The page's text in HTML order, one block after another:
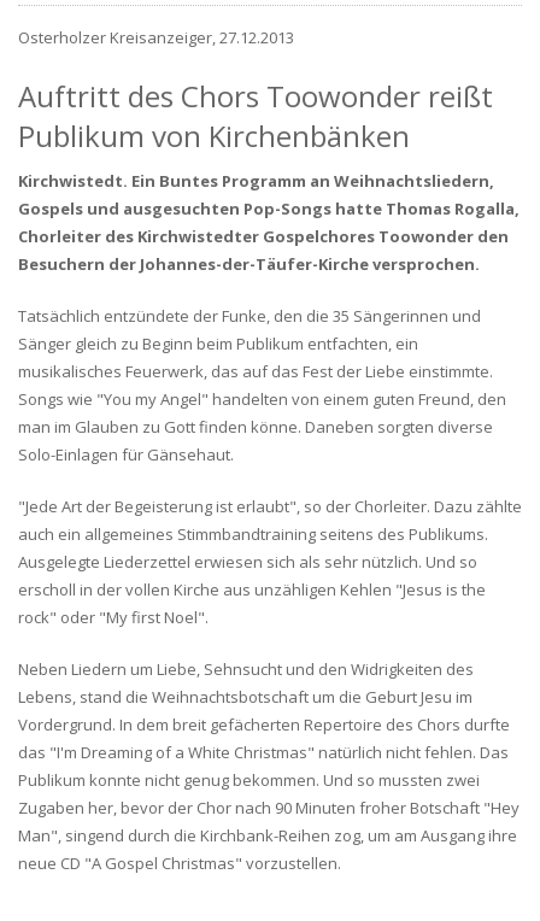
Osterholzer Kreisanzeiger, 27.12.2013
Auftritt des Chors Toowonder reißt
Publikum von Kirchenbänken
Kirchwistedt. Ein Buntes Programm an Weihnachtsliedern,
Gospels und ausgesuchten Pop-Songs hatte Thomas Rogalla,
Chorleiter des Kirchwistedter Gospelchores Toowonder den
Besuchern der Johannes-der-Täufer-Kirche versprochen.
Tatsächlich entzündete der Funke, den die 35 Sängerinnen und
Sänger gleich zu Beginn beim Publikum entfachten, ein
musikalisches Feuerwerk, das auf das Fest der Liebe einstimmte.
Songs wie "You my Angel" handelten von einem guten Freund, den
man im Glauben zu Gott finden könne. Daneben sorgten diverse
Solo-Einlagen für Gänsehaut.
"Jede Art der Begeisterung ist erlaubt", so der Chorleiter. Dazu zählte
auch ein allgemeines Stimmbandtraining seitens des Publikums.
Ausgelegte Liederzettel erwiesen sich als sehr nützlich. Und so
erscholl in der vollen Kirche aus unzähligen Kehlen "Jesus is the
rock" oder "My first Noel".
Neben Liedern um Liebe, Sehnsucht und den Widrigkeiten des
Lebens, stand die Weihnachtsbotschaft um die Geburt Jesu im
Vordergrund. In dem breit gefächerten Repertoire des Chors durfte
das "I'm Dreaming of a White Christmas" natürlich nicht fehlen. Das
Publikum konnte nicht genug bekommen. Und so mussten zwei
Zugaben her, bevor der Chor nach 90 Minuten froher Botschaft "Hey
Man", singend durch die Kirchbank-Reihen zog, um am Ausgang ihre
neue CD "A Gospel Christmas" vorzustellen.